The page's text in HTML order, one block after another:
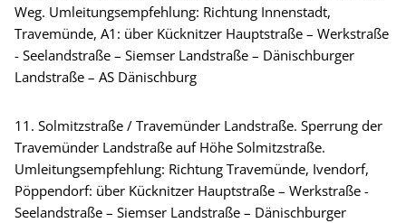
Weg. Umleitungsempfehlung: Richtung Innenstadt,
Travemünde, A1: über Kücknitzer Hauptstraße – Werkstraße
- Seelandstraße – Siemser Landstraße – Dänischburger
Landstraße – AS Dänischburg
11. Solmitzstraße / Travemünder Landstraße. Sperrung der
Travemünder Landstraße auf Höhe Solmitzstraße.
Umleitungsempfehlung: Richtung Travemünde, Ivendorf,
Pöppendorf: über Kücknitzer Hauptstraße – Werkstraße -
Seelandstraße – Siemser Landstraße – Dänischburger